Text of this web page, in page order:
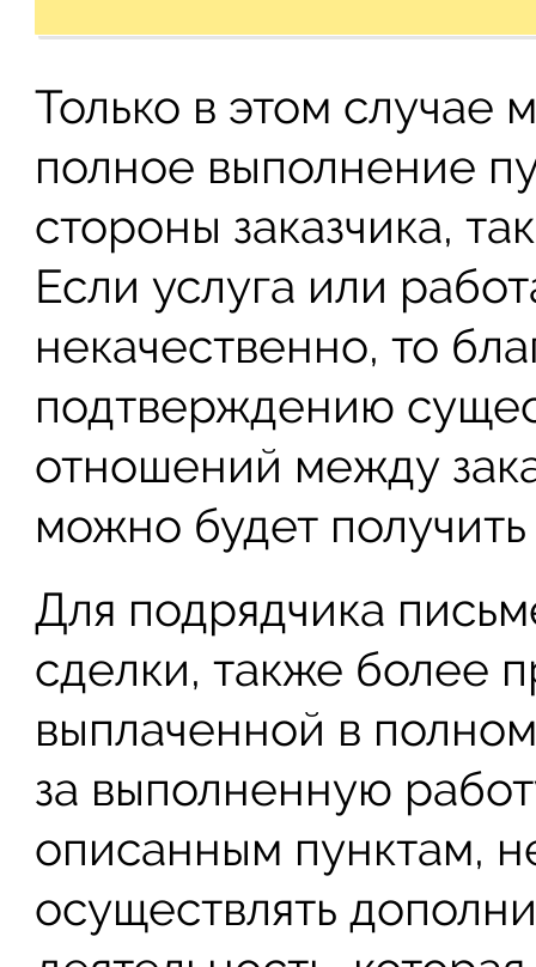
Только в этом случае
полное выполнение
стороны заказчика,
Если услуга или
некачественно, то
подтверждению
отношений между
можно будет
Для подрядчика
сделки, также более
выплаченной в
за выполненную
описанным пунктам,
осуществлять